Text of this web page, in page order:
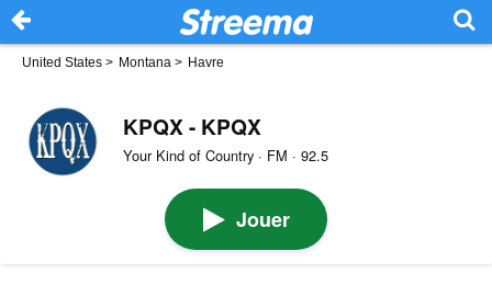
United States > Montana > Havre
KPQX - KPQX
Your Kind of Country · FM · 92.5
Jouer